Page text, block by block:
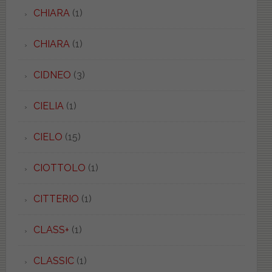
CHIARA (1)
CHIARA (1)
CIDNEO (3)
CIELIA (1)
CIELO (15)
CIOTTOLO (1)
CITTERIO (1)
CLASS+ (1)
CLASSIC(1)